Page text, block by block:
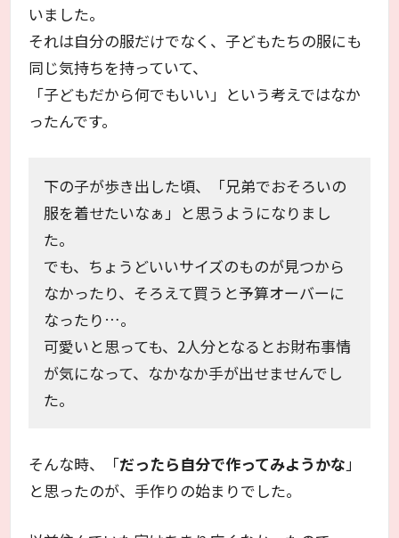
いました。
それは自分の服だけでなく、子どもたちの服にも
同じ気持ちを持っていて、
「子どもだから何でもいい」という考えではなか
ったんです。
下の子が歩き出した頃、「兄弟でおそろいの
服を着せたいなぁ」と思うようになりまし
た。
でも、ちょうどいいサイズのものが見つから
なかったり、そろえて買うと予算オーバーに
なったり…。
可愛いと思っても、2人分となるとお財布事情
が気になって、なかなか手が出せませんでし
た。
そんな時、「だったら自分で作ってみようかな」
と思ったのが、手作りの始まりでした。